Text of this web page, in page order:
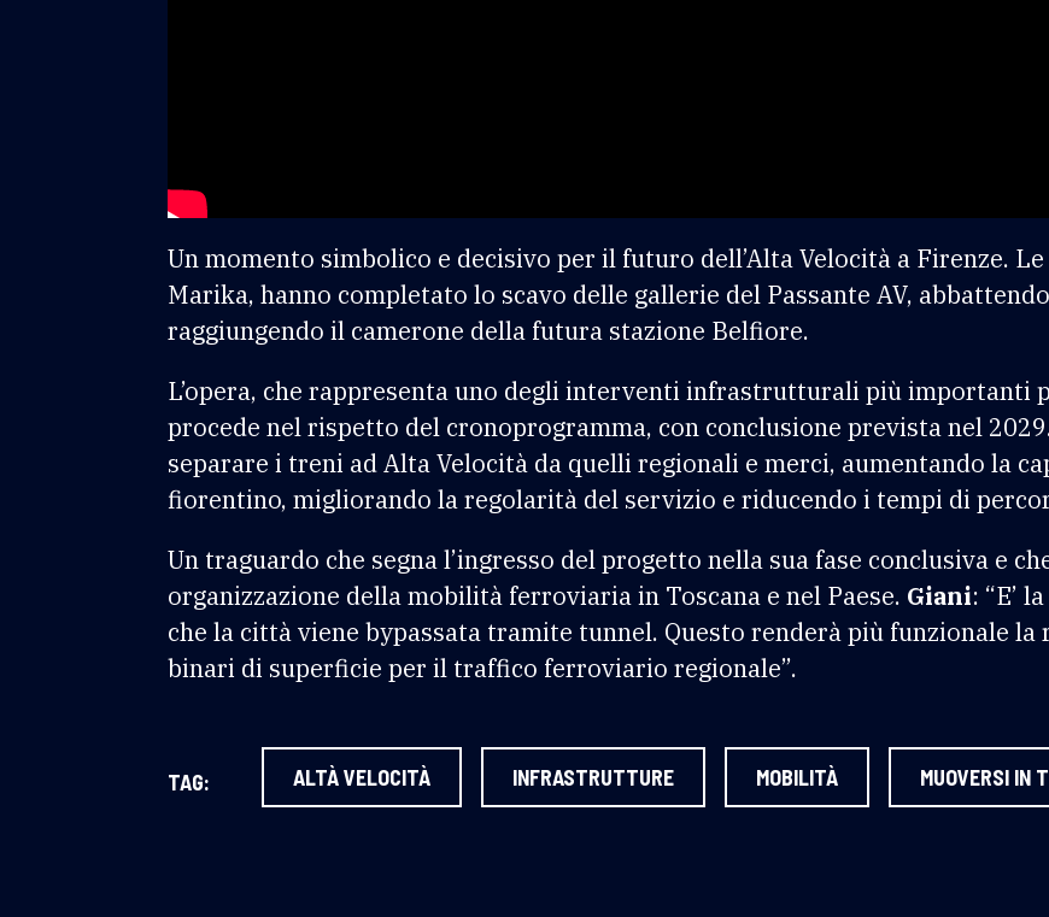
Un momento simbolico e decisivo per il futuro dell’Alta Velocità a Firenze.
Marika, hanno completato lo scavo delle gallerie del Passante AV,
raggiungendo il camerone della futura stazione Belfiore.
L’opera, che rappresenta uno degli interventi infrastrutturali più importanti
procede nel rispetto del cronoprogramma, con conclusione prevista nel
separare i treni ad Alta Velocità da quelli regionali e merci, aumentando la
fiorentino, migliorando la regolarità del servizio e riducendo i tempi di
Un traguardo che segna l’ingresso del progetto nella sua fase conclusiva e
organizzazione della mobilità ferroviaria in Toscana e nel Paese. Giani: “E’
che la città viene bypassata tramite tunnel. Questo renderà più funzionale
binari di superficie per il traffico ferroviario regionale”.
TAG: ALTÀ VELOCITÀ INFRASTRUTTURE MOBILITÀ MUOVERSI IN